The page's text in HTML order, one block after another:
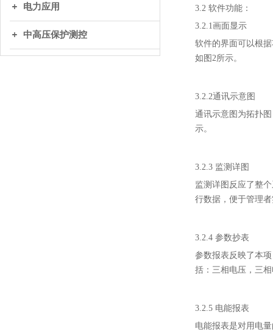
电力应用
中高压保护测控
3.2 软件功能：
3.2.1画面显示
软件的界面可以根
如图2所示。
3.2.2通讯示意图
通讯示意图为拓扑
示。
3.2.3 监测详图
监测详图反应了整
行数据，便于管理
3.2.4 参数抄表
参数报表反映了本
括：三相电压，三
3.2.5 电能报表
电能报表是对用电